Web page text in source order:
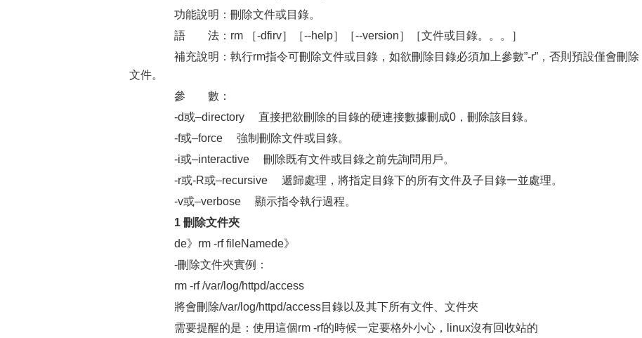
功能說明：刪除文件或目錄。
語 法：rm ［-dfirv］［--help］［--version］［文件或目錄。。。］
補充說明：執行rm指令可刪除文件或目錄，如欲刪除目錄必須加上參數”-r”，否則預設僅會刪除
文件。
參 數：
-d或–directory 直接把欲刪除的目錄的硬連接數據刪成0，刪除該目錄。
-f或–force 強制刪除文件或目錄。
-i或–interactive 刪除既有文件或目錄之前先詢問用戶。
-r或-R或–recursive 遞歸處理，將指定目錄下的所有文件及子目錄一並處理。
-v或–verbose 顯示指令執行過程。
1 刪除文件夾
de》rm -rf fileNamede》
-刪除文件夾實例：
rm -rf /var/log/httpd/access
將會刪除/var/log/httpd/access目錄以及其下所有文件、文件夾
需要提醒的是：使用這個rm -rf的時候一定要格外小心，linux沒有回收站的